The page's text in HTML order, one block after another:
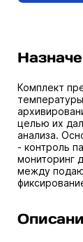
Комплект
целью их
анализа.
- контроль
мониторинг
между